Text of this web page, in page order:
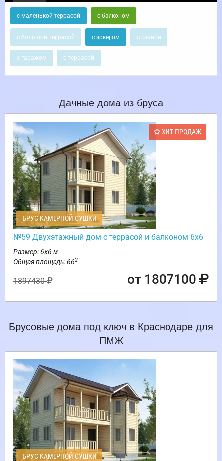
с маленькой террасой с балконом
с большой террасой с эркером с сауной
с гаражом с террасой
Дачные дома из бруса
ХИТ ПРОДАЖ
БРУС КАМЕРНОЙ СУШКИ
№59 Двухэтажный дом с террасой и балконом 6х6
Размер: 6х6 м
Общая площадь: 662
1897430 от 1807100
Брусовые дома под ключ в Краснодаре для
ПМЖ
БРУС КАМЕРНОЙ СУШКИ